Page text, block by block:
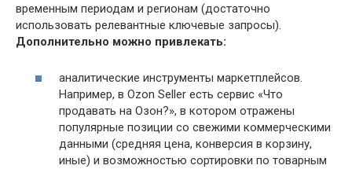
временным периодам и регионам (достаточно
использовать релевантные ключевые запросы).
Дополнительно можно привлекать:
аналитические инструменты маркетплейсов.
Например, в Ozon Seller есть сервис «Что
продавать на Озон?», в котором отражены
популярные позиции со свежими коммерческими
данными (средняя цена, конверсия в корзину,
иные) и возможностью сортировки по товарным